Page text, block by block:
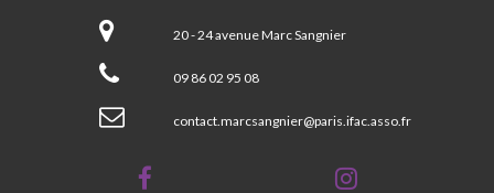
Marc
Sangnier
20 - 24 avenue Marc Sangnier
09 86 02 95 08
contact.marcsangnier@paris.ifac.asso.fr